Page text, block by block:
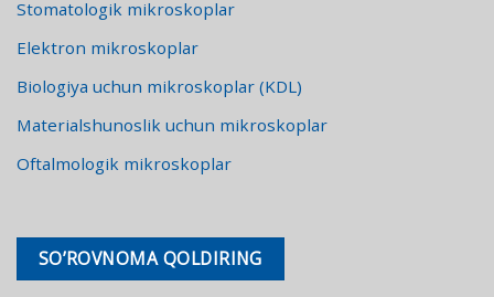
Stomatologik mikroskoplar
Elektron mikroskoplar
Biologiya uchun mikroskoplar (KDL)
Materialshunoslik uchun mikroskoplar
Oftalmologik mikroskoplar
SO’ROVNOMA QOLDIRING